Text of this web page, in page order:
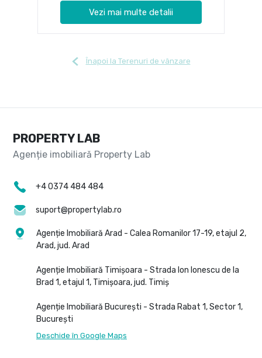
Vezi mai multe detalii
Înapoi la Terenuri de vânzare
PROPERTY LAB
+4 0374 484 484
suport@propertylab.ro
Agenție Imobiliară Arad - Calea Romanilor 17-19, etajul 2,
Arad, jud. Arad
Agenție Imobiliară Timișoara - Strada Ion Ionescu de la
Brad 1, etajul 1, Timișoara, jud. Timiș
Agenție Imobiliară București - Strada Rabat 1, Sector 1,
București
Deschide în Google Maps